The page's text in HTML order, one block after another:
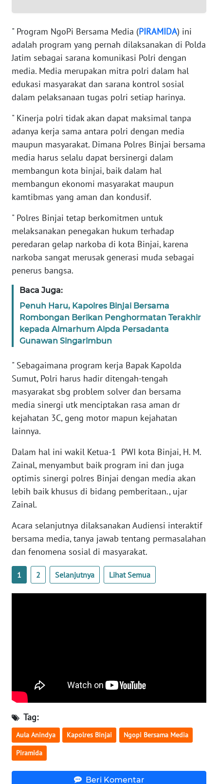
" Program NgoPi Bersama Media (PIRAMIDA) ini
adalah program yang pernah dilaksanakan di Polda
Jatim sebagai sarana komunikasi Polri dengan
media. Media merupakan mitra polri dalam hal
edukasi masyarakat dan sarana kontrol sosial
dalam pelaksanaan tugas polri setiap harinya.
" Kinerja polri tidak akan dapat maksimal tanpa
adanya kerja sama antara polri dengan media
maupun masyarakat. Dimana Polres Binjai bersama
media harus selalu dapat bersinergi dalam
membangun kota binjai, baik dalam hal
membangun ekonomi masyarakat maupun
kamtibmas yang aman dan kondusif.
" Polres Binjai tetap berkomitmen untuk
melaksanakan penegakan hukum terhadap
peredaran gelap narkoba di kota Binjai, karena
narkoba sangat merusak generasi muda sebagai
penerus bangsa.
Baca Juga:
Penuh Haru, Kapolres Binjai Bersama
Rombongan Berikan Penghormatan Terakhir
kepada Almarhum Aipda Persadanta
Gunawan Singarimbun
" Sebagaimana program kerja Bapak Kapolda
Sumut, Polri harus hadir ditengah-tengah
masyarakat sbg problem solver dan bersama
media sinergi utk menciptakan rasa aman dr
kejahatan 3C, geng motor mapun kejahatan
lainnya.
Dalam hal ini wakil Ketua-1 PWI kota Binjai, H. M.
Zainal, menyambut baik program ini dan juga
optimis sinergi polres Binjai dengan media akan
lebih baik khusus di bidang pemberitaan., ujar
Zainal.
Acara selanjutnya dilaksanakan Audiensi interaktif
bersama media, tanya jawab tentang permasalahan
dan fenomena sosial di masyarakat.
1 2 Selanjutnya Lihat Semua
Tag:
Aula Anindya Kapolres Binjai Ngopi Bersama Media
Piramida
Beri Komentar
PAPUA
BARAT
WN
RIAU
SERAMBI
WN
JAMBI
WN
SULTRA
WN
NTB
WN
WN
SULBAR
WN
BABEL
WN
SUMBAR
WN
SUMSEL
WN
WN
LAMPUNG
WN
WN
NUSANTARA
WN
KALBAR
WN
KALTENG
WN